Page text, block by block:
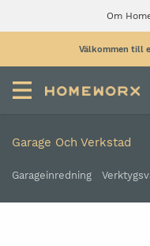
Om
Välkommen till
Garage Och Verkstad
Garageinredning